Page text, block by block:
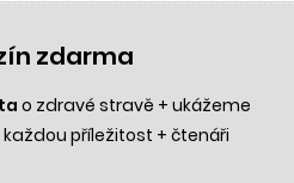
zdarma
o zdravé stravě + ukážeme
každou příležitost + čtenáři